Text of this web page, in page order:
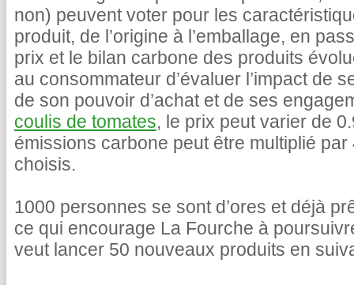
non) peuvent voter pour les
produit, de l’origine à l’emballage, en
prix et le bilan carbone des produits
au consommateur d’évaluer l’impact de
de son pouvoir d’achat et de ses
coulis de tomates, le prix peut varier de
émissions carbone peut être multiplié
choisis.
1000 personnes se sont d’ores et déjà
ce qui encourage La Fourche à
veut lancer 50 nouveaux produits en